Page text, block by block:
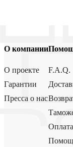
О компании
О проекте
Гарантии
Пресса о нас
F.A.Q.
Оплата